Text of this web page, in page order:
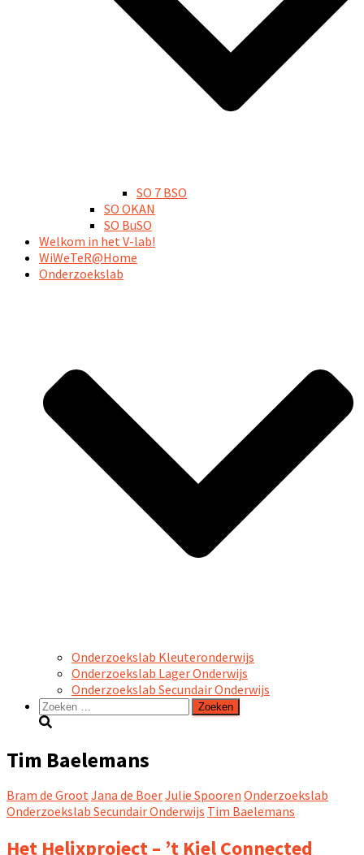
SO 7 BSO
SO OKAN
SO BuSO
Welkom in het V-lab!
WiWeTeR@Home
Onderzoekslab
Onderzoekslab Kleuteronderwijs
Onderzoekslab Lager Onderwijs
Onderzoekslab Secundair Onderwijs
Zoeken
naar:
Tim Baelemans
Bram de GrootJana de BoerJulie Spooren Onderzoekslab
Onderzoekslab Secundair Onderwijs Tim Baelemans
Het Helixproject – ’t Kiel Connected